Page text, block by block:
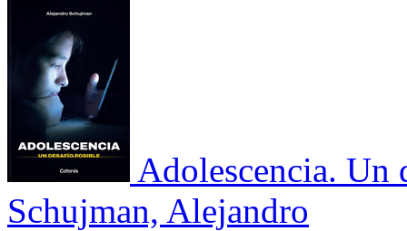
Adolescencia. Un
Schujman, Alejandro